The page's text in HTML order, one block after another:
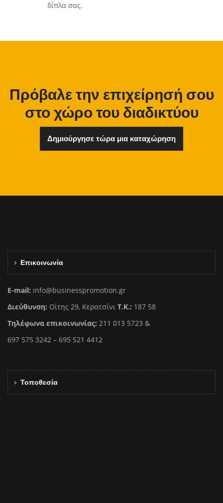
δίπλα σας.
Πρόβαλε την επιχείρησή σου
στο χώρο του διαδικτύου
Δημιούργησε τώρα μια καταχώρηση
Επικοινωνία
E-mail: info@businesspromotion.gr
Διεύθυνση: Οίτης 29, Κερατσίνι Τ.Κ.: 187 58
Τηλέφωνα επικοινωνίας: 211 013 5723 &
697 575 3242 – 695 521 4412
Τοποθεσία